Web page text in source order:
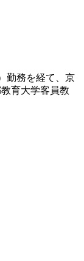
勤務を経て、京
育大学客員教